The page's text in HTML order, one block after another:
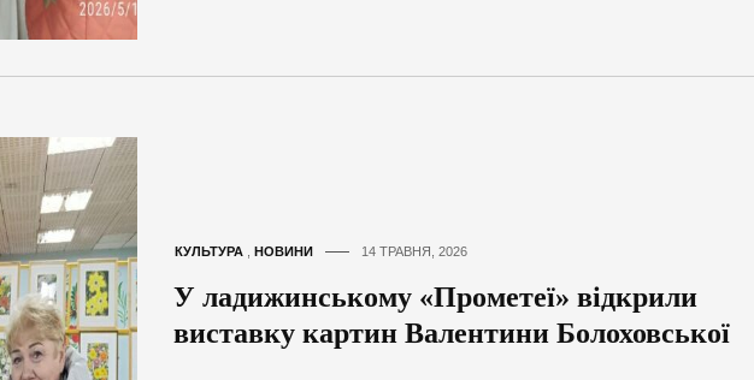
КУЛЬТУРА , НОВИНИ 14 ТРАВНЯ, 2026
У ладижинському «Прометеї» відкрили
виставку картин Валентини Болоховської